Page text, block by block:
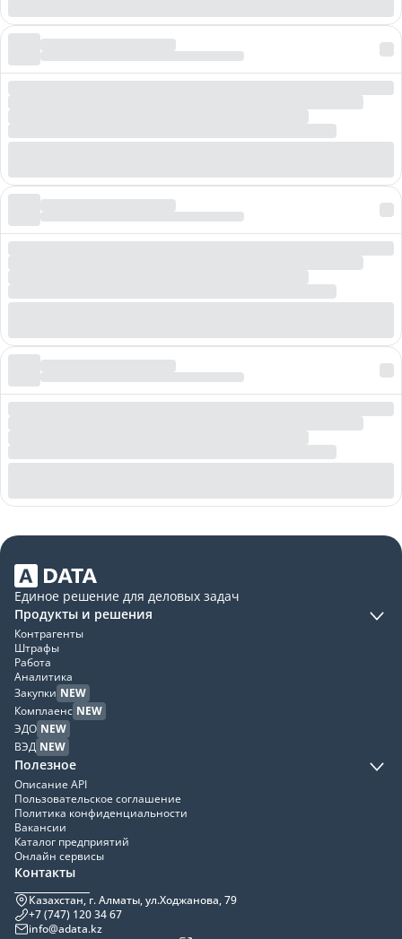
Единое решение для деловых задач
Продукты и решения
Контрагенты
Штрафы
Работа
Аналитика
Закупки NEW
Комплаенс NEW
ЭДО NEW
ВЭД NEW
Полезное
Описание API
Пользовательское соглашение
Политика конфиденциальности
Вакансии
Каталог предприятий
Онлайн сервисы
Контакты
Казахстан, г. Алматы, ул.Ходжанова, 79
+7 (747) 120 34 67
info@adata.kz